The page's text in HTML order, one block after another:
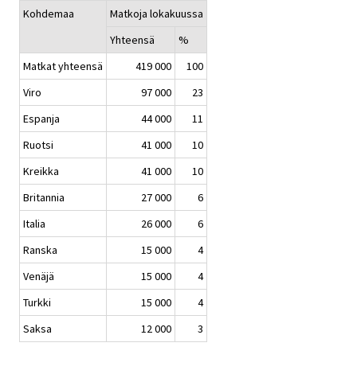
Kohdemaa
Matkoja lokakuussa
Yhteensä
%
Matkat yhteensä
419 000
100
Viro
97 000
23
Espanja
44 000
11
Ruotsi
41 000
10
Kreikka
41 000
10
Britannia
27 000
6
Italia
26 000
6
Ranska
15 000
4
Venäjä
15 000
4
Turkki
15 000
4
Saksa
12 000 3